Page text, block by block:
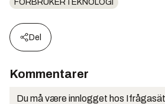
FORBRUKERTEKNOLOGI
Del
Kommentarer
Du må være innlogget hos